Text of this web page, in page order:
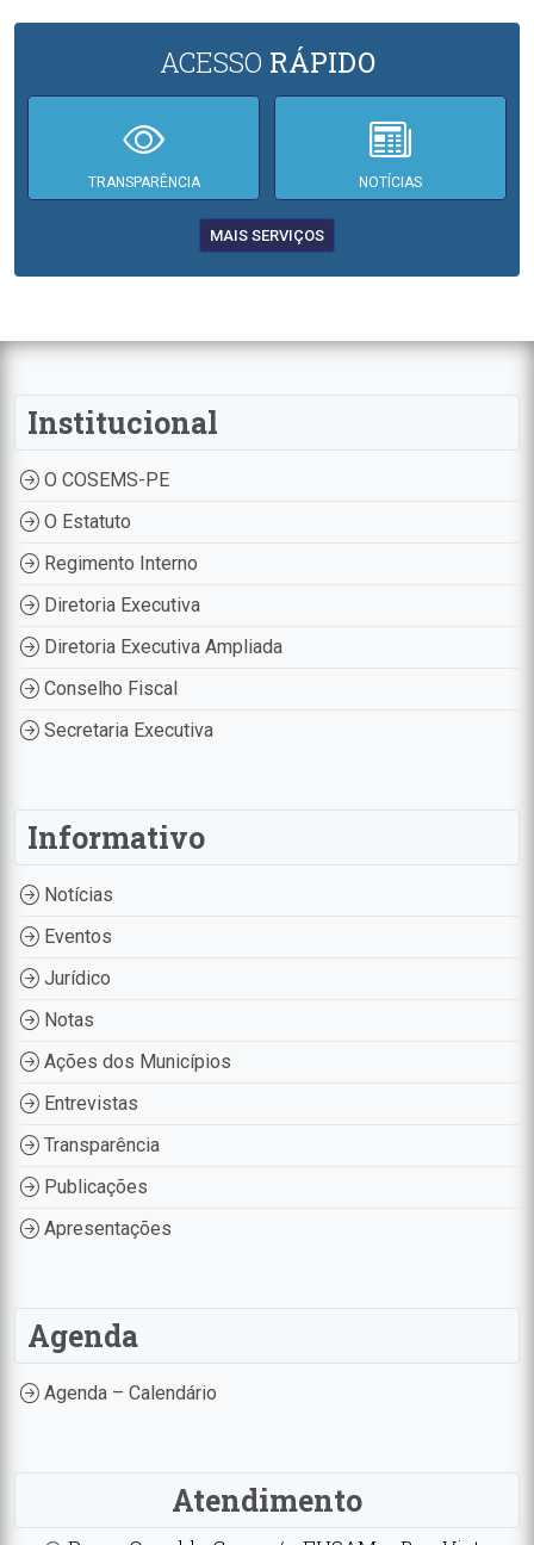
ACESSO RÁPIDO
TRANSPARÊNCIA NOTÍCIAS
MAIS SERVIÇOS
Institucional
O COSEMS-PE
O Estatuto
Regimento Interno
Diretoria Executiva
Diretoria Executiva Ampliada
Conselho Fiscal
Secretaria Executiva
Informativo
Notícias
Eventos
Jurídico
Notas
Ações dos Municípios
Entrevistas
Transparência
Publicações
Apresentações
Agenda
Agenda – Calendário
Atendimento